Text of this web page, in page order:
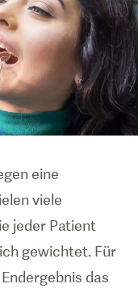
eine
viele
jeder Patient
gewichtet. Für
das